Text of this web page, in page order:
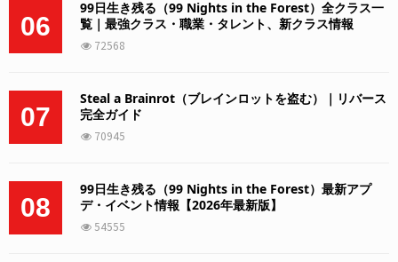
06
99日生き残る（99 Nights in the Forest）全クラス一
覧｜最強クラス・職業・タレント、新クラス情報
72568
07
Steal a Brainrot（ブレインロットを盗む）｜リバース
完全ガイド
70945
08
99日生き残る（99 Nights in the Forest）最新アプ
デ・イベント情報【2026年最新版】
54555